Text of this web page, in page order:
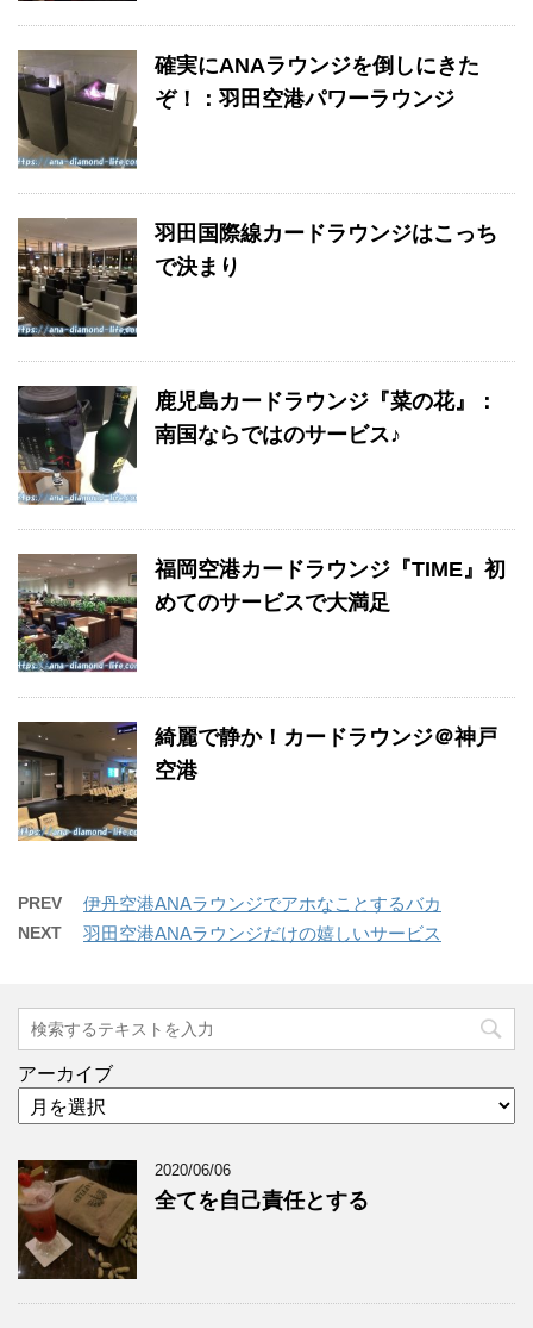
確実にANAラウンジを倒しにきた
ぞ！：羽田空港パワーラウンジ
羽田国際線カードラウンジはこっち
で決まり
鹿児島カードラウンジ『菜の花』：
南国ならではのサービス♪
福岡空港カードラウンジ『TIME』初
めてのサービスで大満足
綺麗で静か！カードラウンジ＠神戸
空港
PREV 伊丹空港ANAラウンジでアホなことするバカ
NEXT 羽田空港ANAラウンジだけの嬉しいサービス
アーカイブ
2020/06/06
全てを自己責任とする